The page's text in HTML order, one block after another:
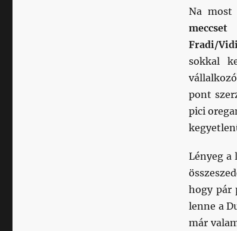
Na
meccset
Fradi/
sokkal
pont
pici
Lényeg a
hogy pár
lenne a
már